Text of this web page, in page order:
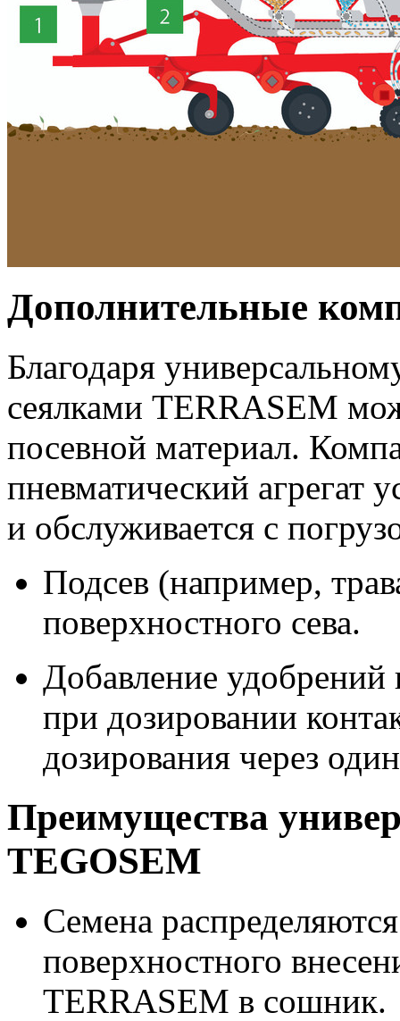
Дополнительные
Благодаря
сеялками TERRASEM
посевной материал.
пневматический агрегат
и обслуживается с
Подсев (например,
поверхностного сева.
Добавление
при дозировании
дозирования через
Преимущества
TEGOSEM
Семена
поверхностного
TERRASEM в сошник.